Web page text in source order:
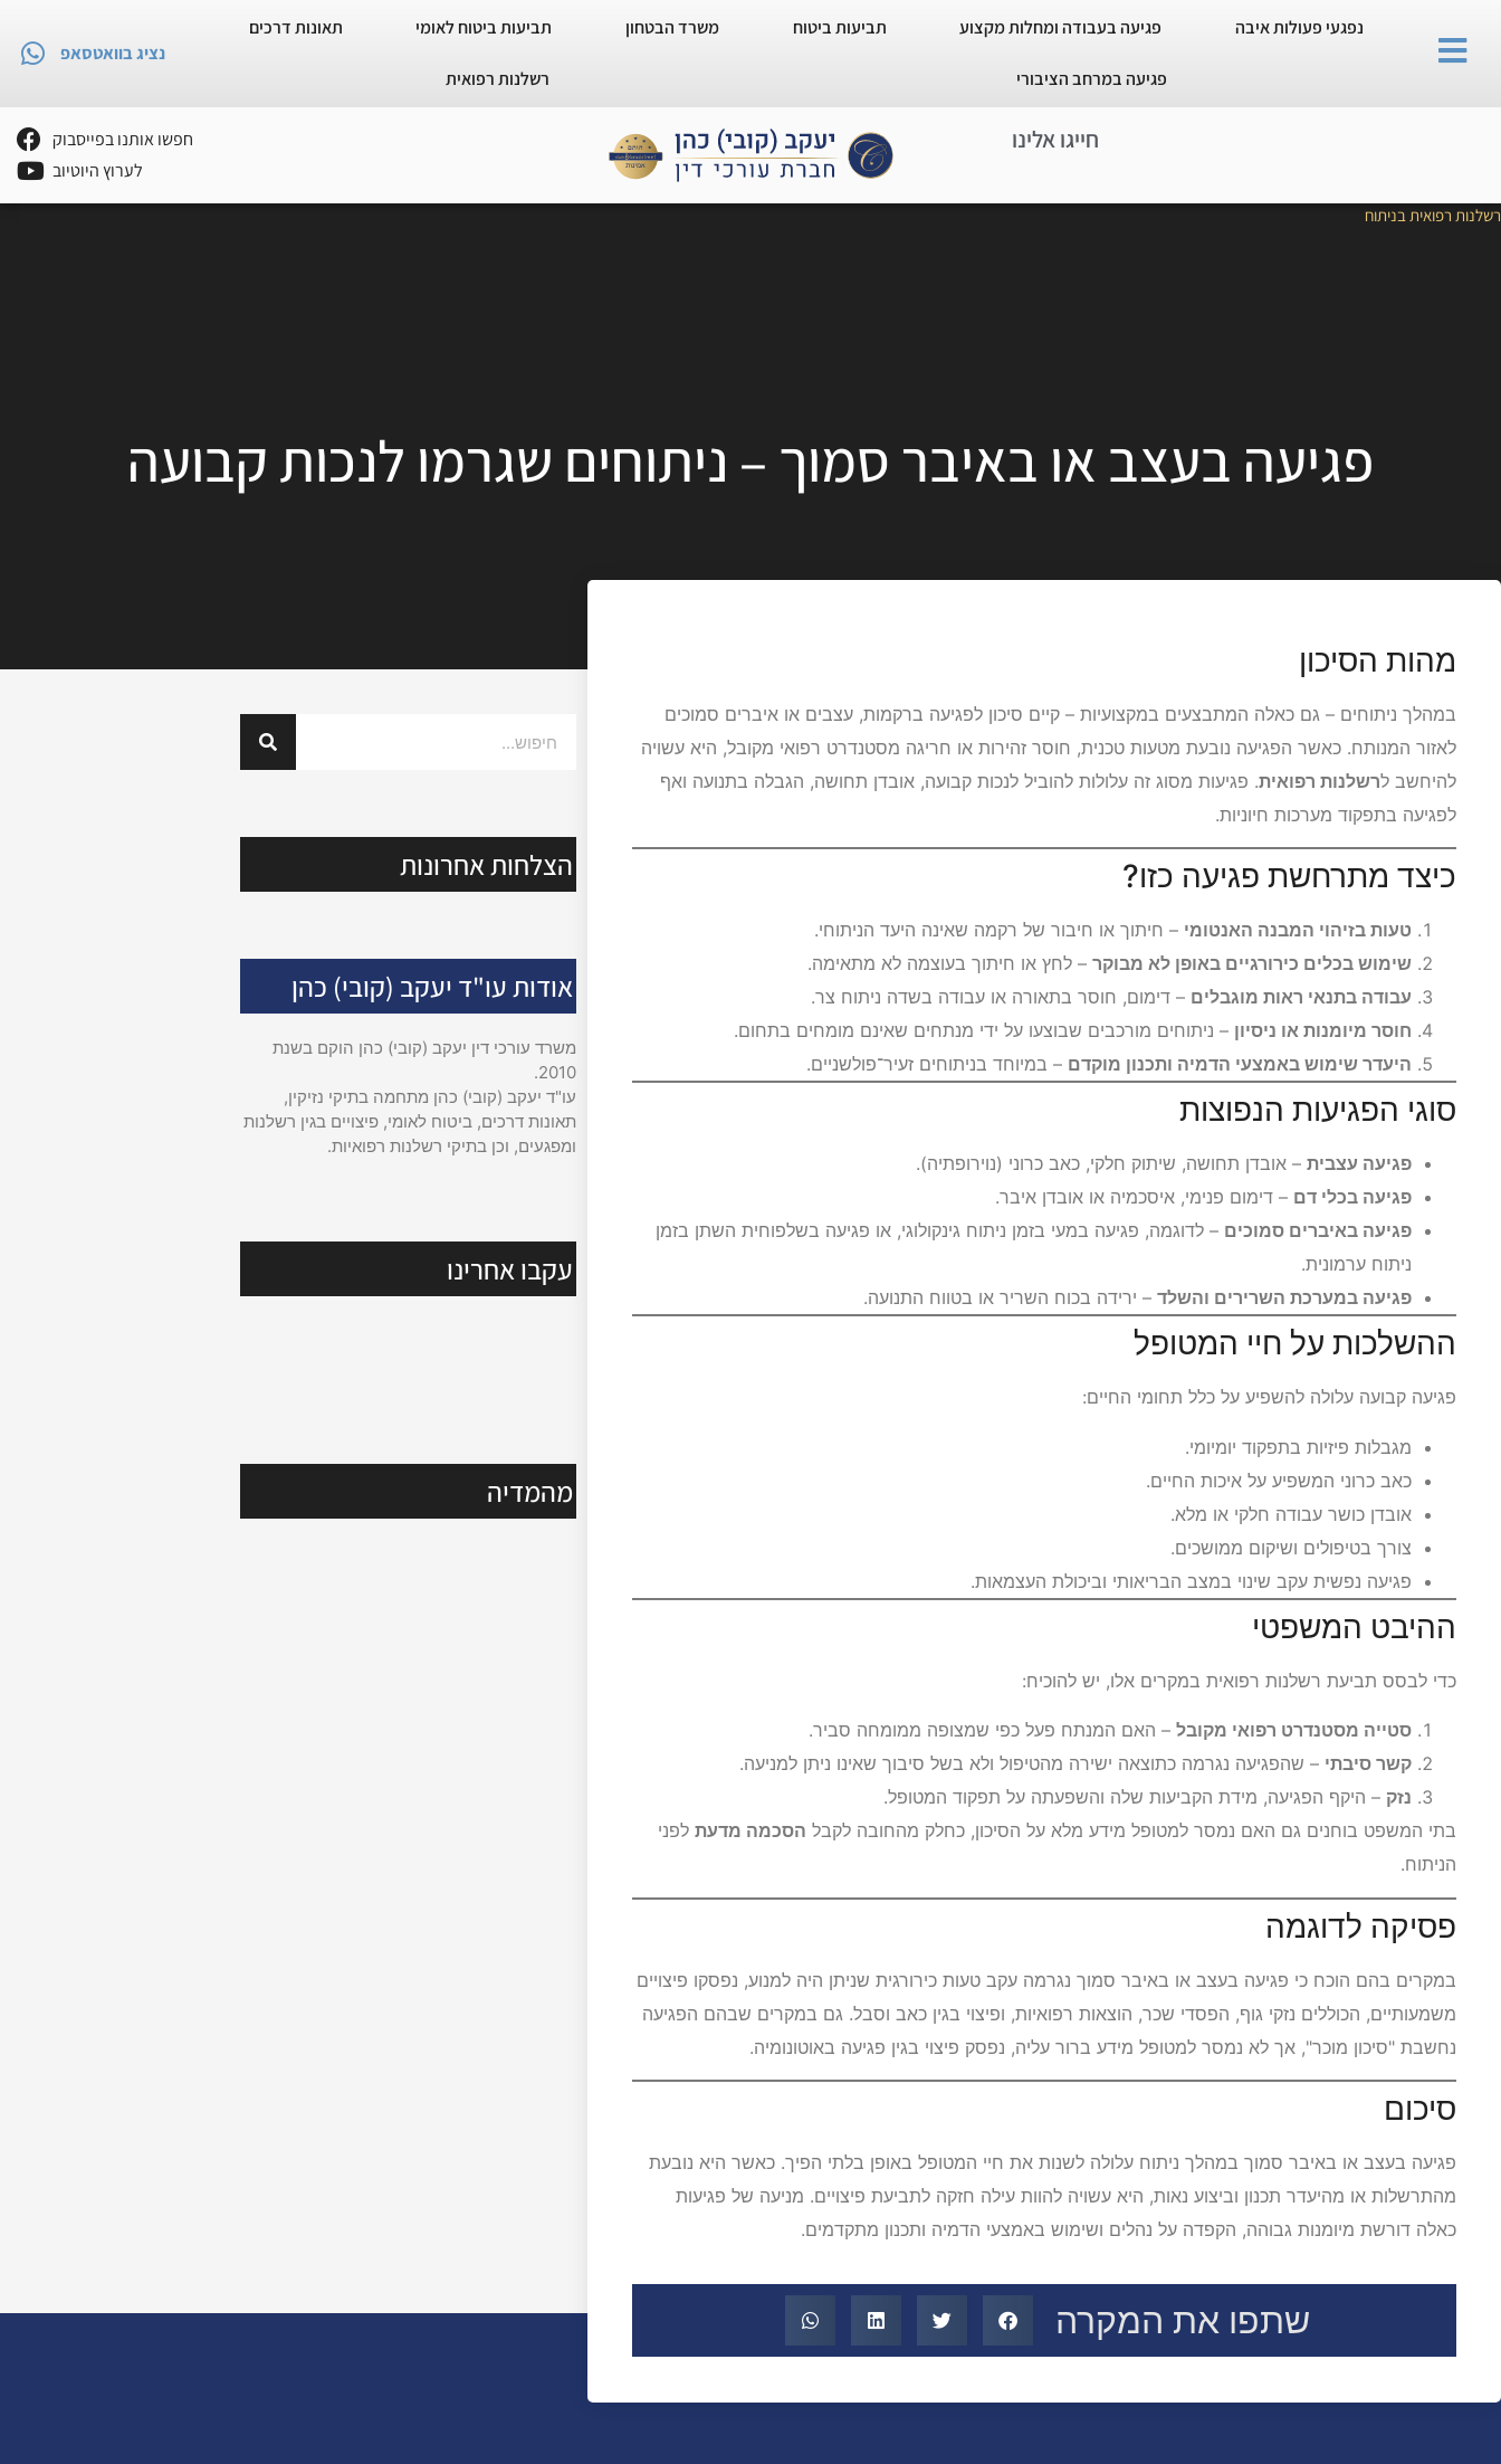
נפגעי פעולות איבה פגיעה בעבודה ומחלות מקצוע תביעות ביטוח משרד הבטחון תביעות ביטוח לאומי תאונות דרכים
פגיעה במרחב הציבורי רשלנות רפואית
נציג בוואטסאפ
חייגו אלינו
חפשו אותנו בפייסבוק
לערוץ היוטיוב
רשלנות רפואית בניתוח
פגיעה בעצב או באיבר סמוך – ניתוחים שגרמו לנכות קבועה
מהות הסיכון
במהלך ניתוחים – גם כאלה המתבצעים במקצועיות – קיים סיכון לפגיעה ברקמות, עצבים או איברים סמוכים
לאזור המנותח. כאשר הפגיעה נובעת מטעות טכנית, חוסר זהירות או חריגה מסטנדרט רפואי מקובל, היא עשויה
להיחשב לרשלנות רפואית. פגיעות מסוג זה עלולות להוביל לנכות קבועה, אובדן תחושה, הגבלה בתנועה ואף
לפגיעה בתפקוד מערכות חיוניות.
כיצד מתרחשת פגיעה כזו?
טעות בזיהוי המבנה האנטומי – חיתוך או חיבור של רקמה שאינה היעד הניתוחי.
שימוש בכלים כירורגיים באופן לא מבוקר – לחץ או חיתוך בעוצמה לא מתאימה.
עבודה בתנאי ראות מוגבלים – דימום, חוסר בתאורה או עבודה בשדה ניתוח צר.
חוסר מיומנות או ניסיון – ניתוחים מורכבים שבוצעו על ידי מנתחים שאינם מומחים בתחום.
היעדר שימוש באמצעי הדמיה ותכנון מוקדם – במיוחד בניתוחים זעיר־פולשניים.
סוגי הפגיעות הנפוצות
פגיעה עצבית – אובדן תחושה, שיתוק חלקי, כאב כרוני (נוירופתיה).
פגיעה בכלי דם – דימום פנימי, איסכמיה או אובדן איבר.
פגיעה באיברים סמוכים – לדוגמה, פגיעה במעי בזמן ניתוח גינקולוגי, או פגיעה בשלפוחית השתן בזמן
ניתוח ערמונית.
פגיעה במערכת השרירים והשלד – ירידה בכוח השריר או בטווח התנועה.
ההשלכות על חיי המטופל
פגיעה קבועה עלולה להשפיע על כלל תחומי החיים:
מגבלות פיזיות בתפקוד יומיומי.
כאב כרוני המשפיע על איכות החיים.
אובדן כושר עבודה חלקי או מלא.
צורך בטיפולים ושיקום ממושכים.
פגיעה נפשית עקב שינוי במצב הבריאותי וביכולת העצמאות.
ההיבט המשפטי
כדי לבסס תביעת רשלנות רפואית במקרים אלו, יש להוכיח:
סטייה מסטנדרט רפואי מקובל – האם המנתח פעל כפי שמצופה ממומחה סביר.
קשר סיבתי – שהפגיעה נגרמה כתוצאה ישירה מהטיפול ולא בשל סיבוך שאינו ניתן למניעה.
נזק – היקף הפגיעה, מידת הקביעות שלה והשפעתה על תפקוד המטופל.
בתי המשפט בוחנים גם האם נמסר למטופל מידע מלא על הסיכון, כחלק מהחובה לקבל הסכמה מדעת לפני
הניתוח.
פסיקה לדוגמה
במקרים בהם הוכח כי פגיעה בעצב או באיבר סמוך נגרמה עקב טעות כירורגית שניתן היה למנוע, נפסקו פיצויים
משמעותיים, הכוללים נזקי גוף, הפסדי שכר, הוצאות רפואיות, ופיצוי בגין כאב וסבל. גם במקרים שבהם הפגיעה
נחשבת "סיכון מוכר", אך לא נמסר למטופל מידע ברור עליה, נפסק פיצוי בגין פגיעה באוטונומיה.
סיכום
פגיעה בעצב או באיבר סמוך במהלך ניתוח עלולה לשנות את חיי המטופל באופן בלתי הפיך. כאשר היא נובעת
מהתרשלות או מהיעדר תכנון וביצוע נאות, היא עשויה להוות עילה חזקה לתביעת פיצויים. מניעה של פגיעות
כאלה דורשת מיומנות גבוהה, הקפדה על נהלים ושימוש באמצעי הדמיה ותכנון מתקדמים.
שתפו את המקרה
הצלחות אחרונות
אודות עו"ד יעקב (קובי) כהן
משרד עורכי דין יעקב (קובי) כהן הוקם בשנת
2010.
עו"ד יעקב (קובי) כהן מתחמה בתיקי נזיקין,
תאונות דרכים, ביטוח לאומי, פיצויים בגין רשלנות
ומפגעים, וכן בתיקי רשלנות רפואיות.
עקבו אחרינו
מהמדיה